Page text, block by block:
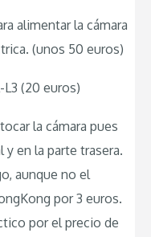
alimentar la cámara
(unos 50 euros)
(20 euros)
la cámara pues
en la parte trasera.
aunque no el
por 3 euros.
por el precio de